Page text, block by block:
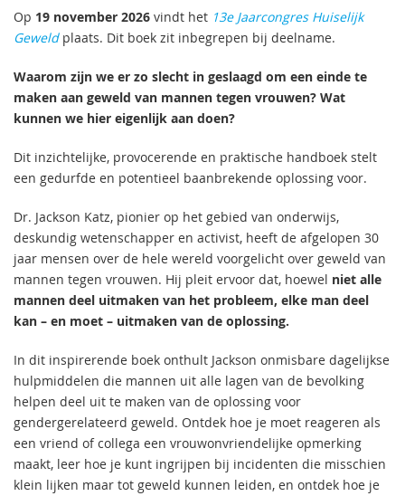
Op 19 november 2026 vindt het 13e Jaarcongres Huiselijk
Geweld plaats. Dit boek zit inbegrepen bij deelname.
Waarom zijn we er zo slecht in geslaagd om een einde te
maken aan geweld van mannen tegen vrouwen? Wat
kunnen we hier eigenlijk aan doen?
Dit inzichtelijke, provocerende en praktische handboek stelt
een gedurfde en potentieel baanbrekende oplossing voor.
Dr. Jackson Katz, pionier op het gebied van onderwijs,
deskundig wetenschapper en activist, heeft de afgelopen 30
jaar mensen over de hele wereld voorgelicht over geweld van
mannen tegen vrouwen. Hij pleit ervoor dat, hoewel niet alle
mannen deel uitmaken van het probleem, elke man deel
kan – en moet – uitmaken van de oplossing.
In dit inspirerende boek onthult Jackson onmisbare dagelijkse
hulpmiddelen die mannen uit alle lagen van de bevolking
helpen deel uit te maken van de oplossing voor
gendergerelateerd geweld. Ontdek hoe je moet reageren als
een vriend of collega een vrouwonvriendelijke opmerking
maakt, leer hoe je kunt ingrijpen bij incidenten die misschien
klein lijken maar tot geweld kunnen leiden, en ontdek hoe je